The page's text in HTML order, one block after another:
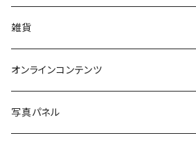
美術
POLEWARDS
Tシャツ
雑貨
バッグ
ブックカバー
オンラインコンテンツ
冒険クロストーク
写真パネル